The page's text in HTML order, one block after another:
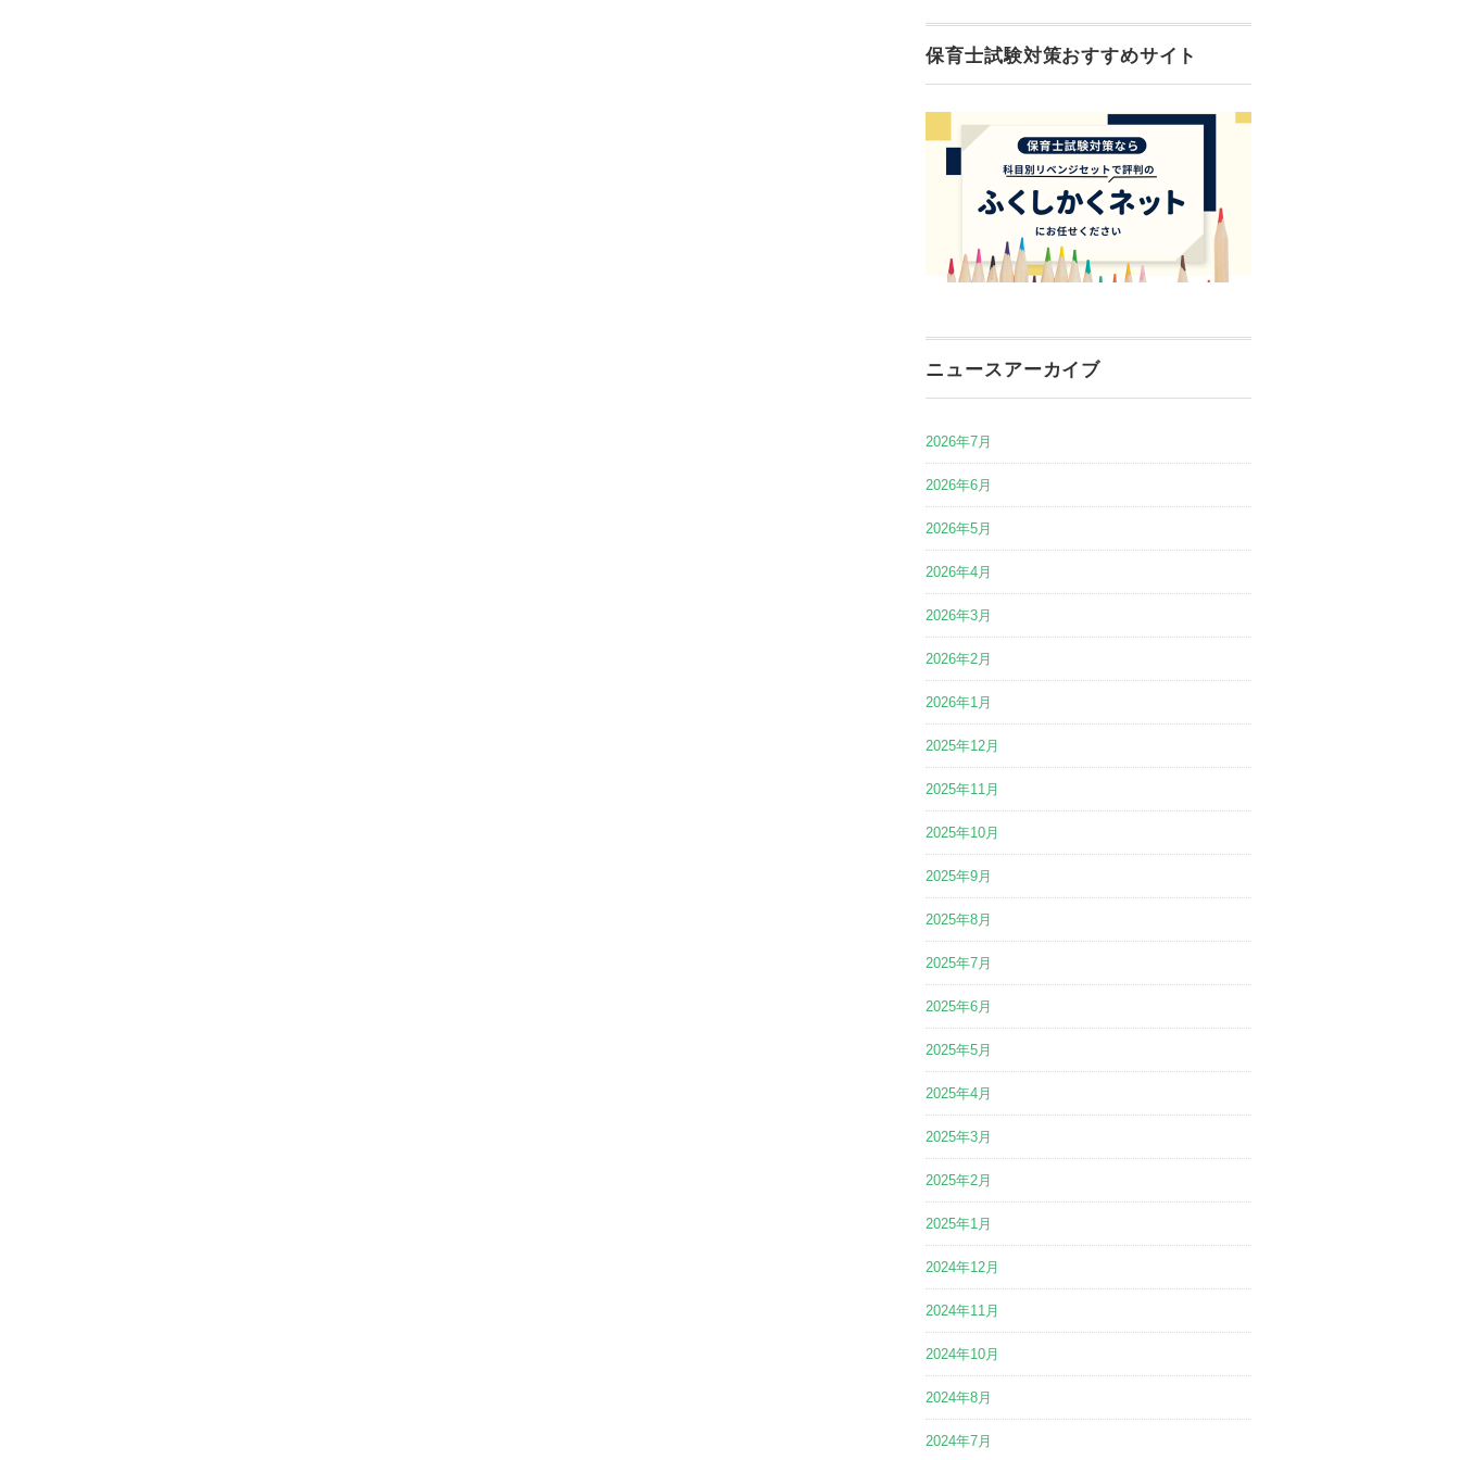
保育士試験対策おすすめサイト
ニュースアーカイブ
2026年7月
2026年6月
2026年5月
2026年4月
2026年3月
2026年2月
2026年1月
2025年12月
2025年11月
2025年10月
2025年9月
2025年8月
2025年7月
2025年6月
2025年5月
2025年4月
2025年3月
2025年2月
2025年1月
2024年12月
2024年11月
2024年10月
2024年8月
2024年7月